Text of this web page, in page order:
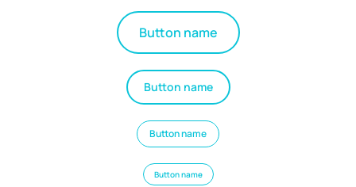
Button name
Button name
Button name
Button name